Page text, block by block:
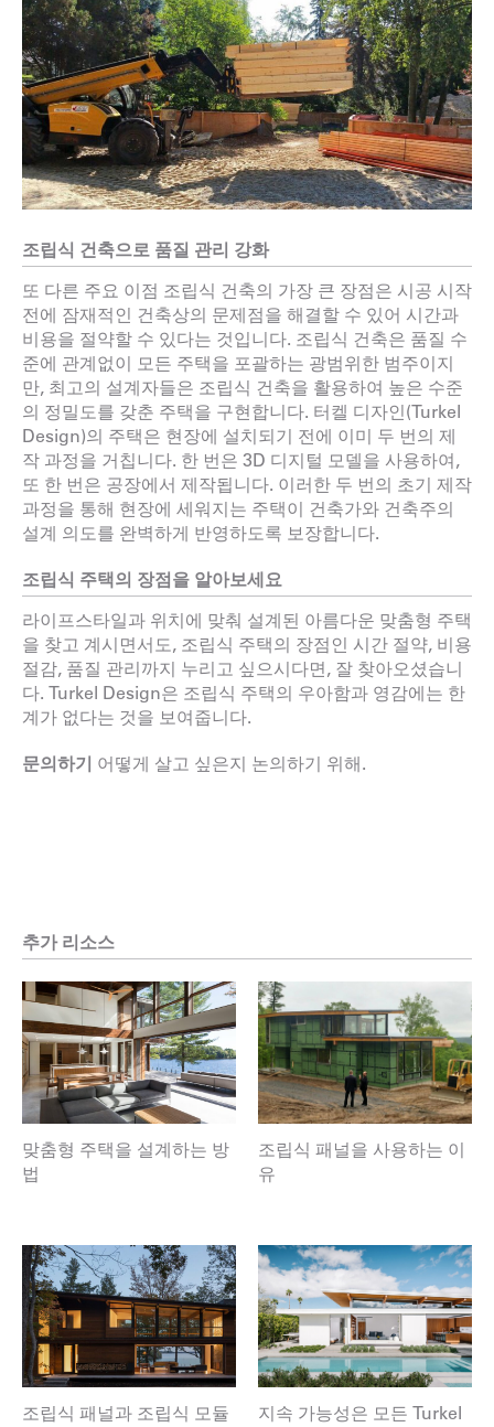
조립식 건축으로 품질 관리 강화
또 다른 주요 이점 조립식 건축의 가장 큰 장점은 시공 시작
전에 잠재적인 건축상의 문제점을 해결할 수 있어 시간과
비용을 절약할 수 있다는 것입니다. 조립식 건축은 품질 수
준에 관계없이 모든 주택을 포괄하는 광범위한 범주이지
만, 최고의 설계자들은 조립식 건축을 활용하여 높은 수준
의 정밀도를 갖춘 주택을 구현합니다. 터켈 디자인(Turkel
Design)의 주택은 현장에 설치되기 전에 이미 두 번의 제
작 과정을 거칩니다. 한 번은 3D 디지털 모델을 사용하여,
또 한 번은 공장에서 제작됩니다. 이러한 두 번의 초기 제작
과정을 통해 현장에 세워지는 주택이 건축가와 건축주의
설계 의도를 완벽하게 반영하도록 보장합니다.
조립식 주택의 장점을 알아보세요
라이프스타일과 위치에 맞춰 설계된 아름다운 맞춤형 주택
을 찾고 계시면서도, 조립식 주택의 장점인 시간 절약, 비용
절감, 품질 관리까지 누리고 싶으시다면, 잘 찾아오셨습니
다. Turkel Design은 조립식 주택의 우아함과 영감에는 한
계가 없다는 것을 보여줍니다.
문의하기 어떻게 살고 싶은지 논의하기 위해.
추가 리소스
맞춤형 주택을 설계하는 방
법
조립식 패널을 사용하는 이
유
조립식 패널과 조립식 모듈
지속 가능성은 모든 Turkel